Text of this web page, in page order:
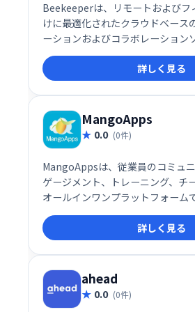
Beekeeperは、リモートおよびフ
けに最適化されたクラウドベース
ーションおよびコラボレーション
す。
詳しく見る
MangoApps
0.0 (0件)
MangoAppsは、従業員のコミュ
ゲージメント、トレーニング、チ
オールインワンプラットフォーム
クワーカー以外の労働者が多数を
ケア、製造業、小売業、プロサー
ル変革を推進するように設計され
詳しく見る
ahead
0.0 (0件)